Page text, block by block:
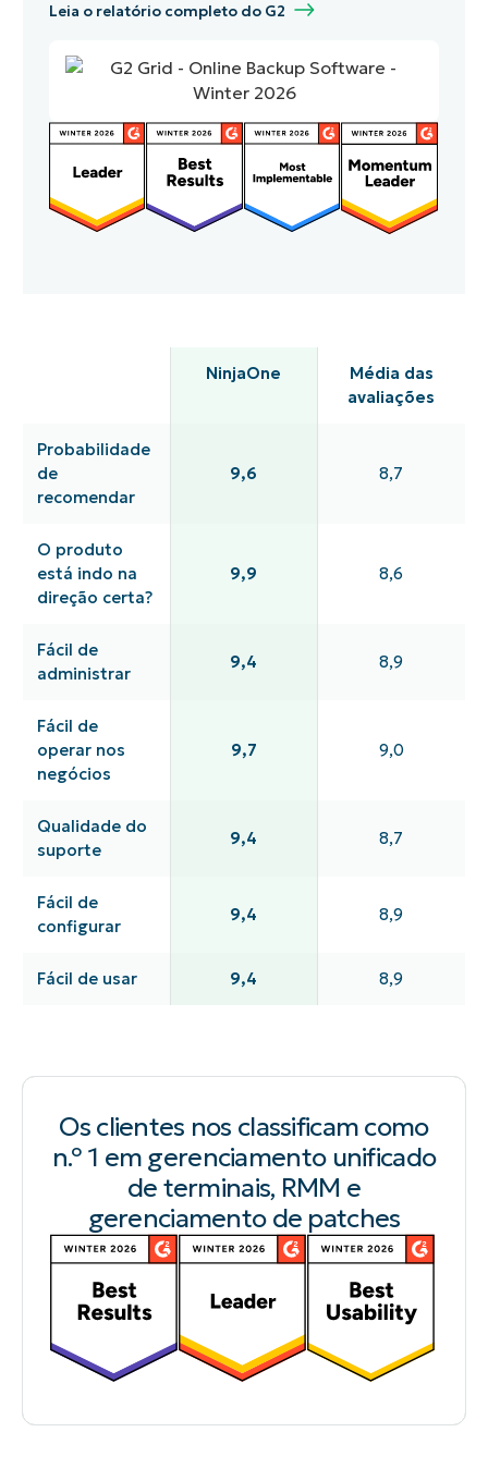
Leia o relatório completo do G2
NinjaOne
Média das
avaliações
Probabilidade
de
recomendar
9,6 8,7
O produto
está indo na
direção certa?
9,9 8,6
Fácil de
administrar
9,4 8,9
Fácil de
operar nos
negócios
9,7 9,0
Qualidade do
suporte
9,4 8,7
Fácil de
configurar
9,4 8,9
Fácil de usar 9,4 8,9
Os clientes nos classificam como
n.º 1 em gerenciamento unificado
de terminais, RMM e
gerenciamento de patches